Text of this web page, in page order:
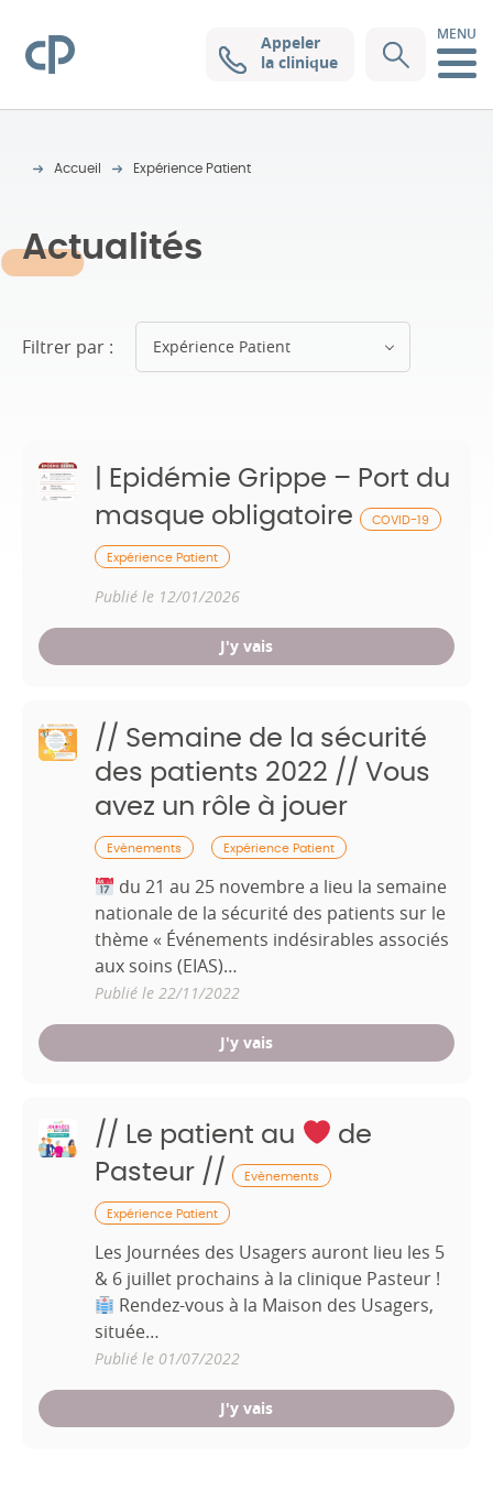
Clinique Pasteur
Appeler
la clinique
MENU
Accueil Expérience Patient
Actualités
Filtrer par : Expérience Patient
| Epidémie Grippe – Port du
masque obligatoire
COVID-19
Expérience Patient
Publié le 12/01/2026
J'y vais
// Semaine de la sécurité
des patients 2022 // Vous
avez un rôle à jouer
Evènements Expérience Patient
du 21 au 25 novembre a lieu la semaine
nationale de la sécurité des patients sur le
thème « Événements indésirables associés
aux soins (EIAS)…
Publié le 22/11/2022
J'y vais
// Le patient au
de
Pasteur //
Evènements
Expérience Patient
Les Journées des Usagers auront lieu les 5
& 6 juillet prochains à la clinique Pasteur !
Rendez-vous à la Maison des Usagers,
située…
Publié le 01/07/2022
J'y vais